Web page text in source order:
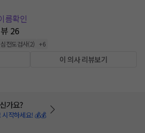
름확인
26
심전도검사(2) +6
이 의사 리뷰보기
가요?
시작하세요! 💰💰